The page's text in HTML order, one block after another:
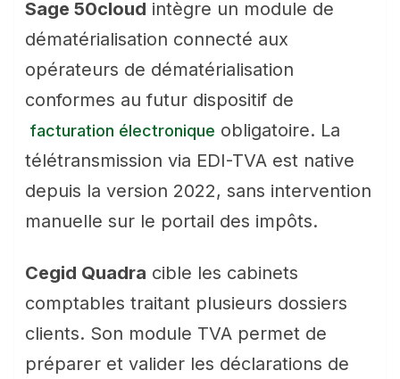
Sage 50cloud intègre un module de
dématérialisation connecté aux
opérateurs de dématérialisation
conformes au futur dispositif de
facturation électronique obligatoire. La
télétransmission via EDI-TVA est native
depuis la version 2022, sans intervention
manuelle sur le portail des impôts.
Cegid Quadra cible les cabinets
comptables traitant plusieurs dossiers
clients. Son module TVA permet de
préparer et valider les déclarations de